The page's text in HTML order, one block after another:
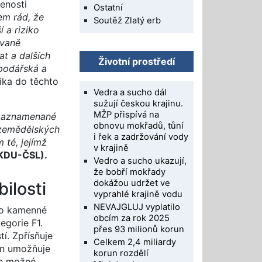
rád, že
a riziko
a dalších
a
do těchto
té, jejímž
ČSL).
kamenné
F1.
Zpřísňuje
umožňuje
Ostatní
Soutěž Zlatý erb
Životní prostředí
Vedra a sucho dál
sužují českou krajinu.
MŽP přispívá na
obnovu mokřadů, tůní
i řek a zadržování vody
v krajině
Vedro a sucho ukazují,
že bobří mokřady
dokážou udržet ve
vyprahlé krajině vodu
NEVAJGLUJ vyplatilo
obcím za rok 2025
přes 93 milionů korun
Celkem 2,4 miliardy
korun rozdělí